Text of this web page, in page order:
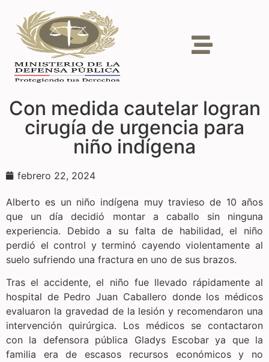
Con medida cautelar logran
cirugía de urgencia para
niño indígena
febrero 22, 2024
Alberto es un niño indígena muy travieso de 10 años
que un día decidió montar a caballo sin ninguna
experiencia. Debido a su falta de habilidad, el niño
perdió el control y terminó cayendo violentamente al
suelo sufriendo una fractura en uno de sus brazos.
Tras el accidente, el niño fue llevado rápidamente al
hospital de Pedro Juan Caballero donde los médicos
evaluaron la gravedad de la lesión y recomendaron una
intervención quirúrgica. Los médicos se contactaron
con la defensora pública Gladys Escobar ya que la
familia era de escasos recursos económicos y no